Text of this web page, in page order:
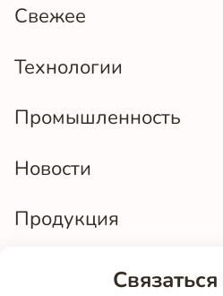
Свежее
Технологии
Промышленность
Новости
Продукция
Связаться